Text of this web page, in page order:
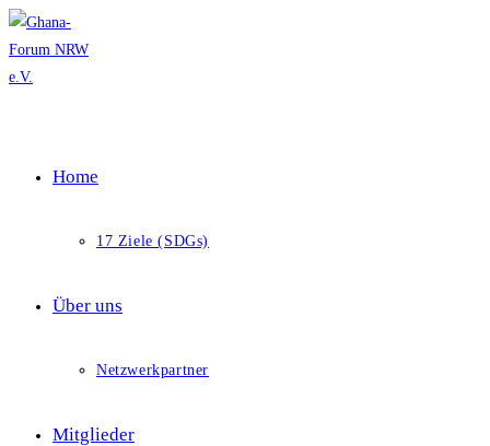
Skip
to
content
Home
17 Ziele (SDGs)
Über uns
Netzwerkpartner
Mitglieder